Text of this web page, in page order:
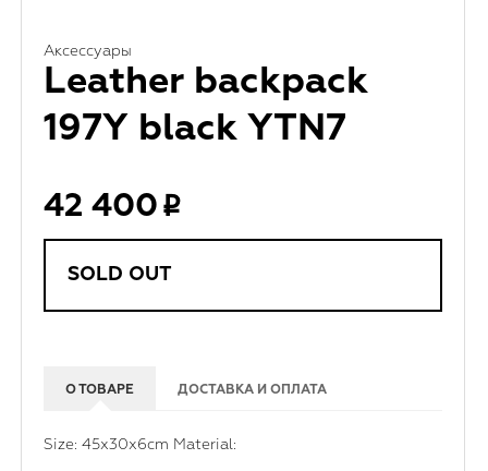
Аксессуары
Leather backpack
197Y black YTN7
42 400
SOLD OUT
О ТОВАРЕ ДОСТАВКА И ОПЛАТА
Size: 45x30x6cm Material: